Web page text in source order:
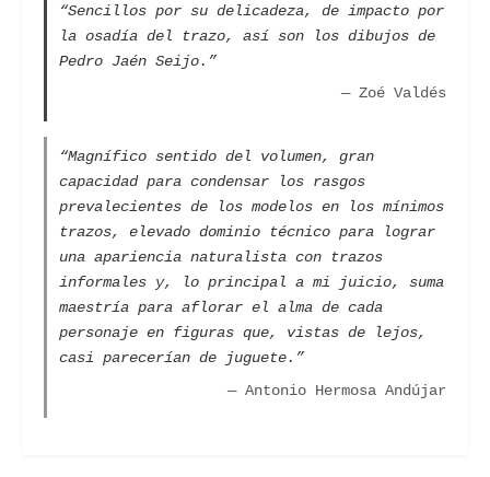
“Sencillos por su delicadeza, de impacto por
la osadía del trazo, así son los dibujos de
Pedro Jaén Seijo.”
— Zoé Valdés
“Magnífico sentido del volumen, gran
capacidad para condensar los rasgos
prevalecientes de los modelos en los mínimos
trazos, elevado dominio técnico para lograr
una apariencia naturalista con trazos
informales y, lo principal a mi juicio, suma
maestría para aflorar el alma de cada
personaje en figuras que, vistas de lejos,
casi parecerían de juguete.”
— Antonio Hermosa Andújar